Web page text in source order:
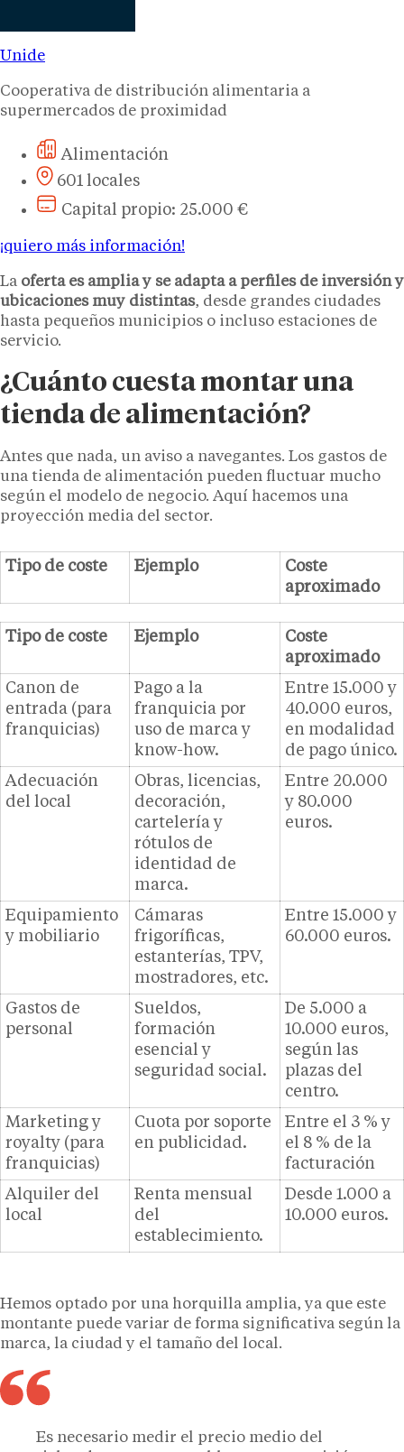
Unide
Cooperativa de distribución alimentaria a
supermercados de proximidad
Alimentación
601 locales
Capital propio: 25.000 €
¡quiero más información!
La oferta es amplia y se adapta a perfiles de inversión y
ubicaciones muy distintas, desde grandes ciudades
hasta pequeños municipios o incluso estaciones de
servicio.
¿Cuánto cuesta montar una
tienda de alimentación?
Antes que nada, un aviso a navegantes. Los gastos de
una tienda de alimentación pueden fluctuar mucho
según el modelo de negocio. Aquí hacemos una
proyección media del sector.
Tipo de coste Ejemplo
Coste
aproximado
Tipo de coste Ejemplo
Coste
aproximado
Canon de
entrada (para
franquicias)
Pago a la
franquicia por
uso de marca y
know-how.
Entre 15.000 y
40.000 euros,
en modalidad
de pago único.
Adecuación
del local
Obras, licencias,
decoración,
cartelería y
rótulos de
identidad de
marca.
Entre 20.000
y 80.000
euros.
Equipamiento
y mobiliario
Cámaras
frigoríficas,
estanterías, TPV,
mostradores, etc.
Entre 15.000 y
60.000 euros.
Gastos de
personal
Sueldos,
formación
esencial y
seguridad social.
De 5.000 a
10.000 euros,
según las
plazas del
centro.
Marketing y
royalty (para
franquicias)
Cuota por soporte
en publicidad.
Entre el 3 % y
el 8 % de la
facturación
Alquiler del
local
Renta mensual
del
establecimiento.
Desde 1.000 a
10.000 euros.
Hemos optado por una horquilla amplia, ya que este
montante puede variar de forma significativa según la
marca, la ciudad y el tamaño del local.
Es necesario medir el precio medio del